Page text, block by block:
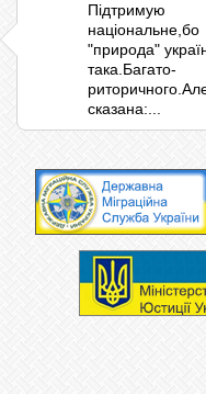
Підтримую
національне,бо
"природа"
така.Багато-
сказана:...